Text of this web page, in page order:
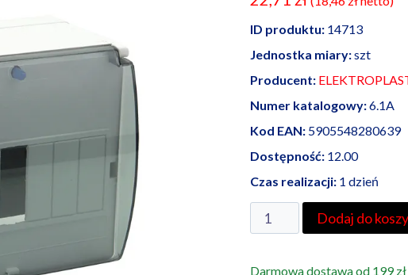
ID produktu:14713
Jednostka miary:szt
Producent:
Numer katalogowy:6.1A
Kod EAN:5905548280639
Dostępność:12.00
Czas realizacji:1 dzień
ilość
Elektroplast
Dodaj do
Darmowa dostawa od 199 zł